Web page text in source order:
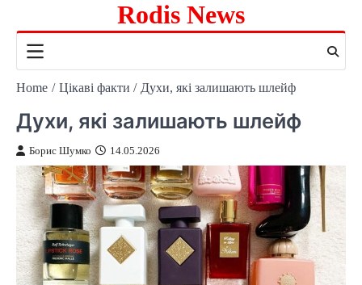
content
Rodis News
Home Цікаві факти Духи, які залишають шлейф
Духи, які залишають шлейф
Борис Шумко 14.05.2026